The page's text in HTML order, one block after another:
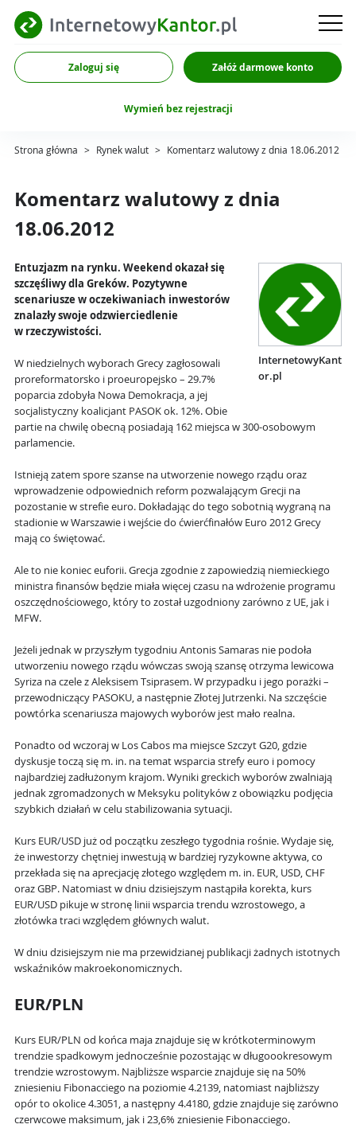
Zaloguj się Załóż darmowe konto
Wymień bez rejestracji
Strona główna > Rynek walut > Komentarz walutowy z dnia 18.06.2012
Komentarz walutowy z dnia
18.06.2012
InternetowyKant
or.pl
Entuzjazm na rynku. Weekend okazał się
szczęśliwy dla Greków. Pozytywne
scenariusze w oczekiwaniach inwestorów
znalazły swoje odzwierciedlenie
w rzeczywistości.
W niedzielnych wyborach Grecy zagłosowali
proreformatorsko i proeuropejsko – 29.7%
poparcia zdobyła Nowa Demokracja, a jej
socjalistyczny koalicjant PASOK ok. 12%. Obie
partie na chwilę obecną posiadają 162 miejsca w 300-osobowym
parlamencie.
Istnieją zatem spore szanse na utworzenie nowego rządu oraz
wprowadzenie odpowiednich reform pozwalającym Grecji na
pozostanie w strefie euro. Dokładając do tego sobotnią wygraną na
stadionie w Warszawie i wejście do ćwierćfinałów Euro 2012 Grecy
mają co świętować.
Ale to nie koniec euforii. Grecja zgodnie z zapowiedzią niemieckiego
ministra finansów będzie miała więcej czasu na wdrożenie programu
oszczędnościowego, który to został uzgodniony zarówno z UE, jak i
MFW.
Jeżeli jednak w przyszłym tygodniu Antonis Samaras nie podoła
utworzeniu nowego rządu wówczas swoją szansę otrzyma lewicowa
Syriza na czele z Aleksisem Tsiprasem. W przypadku i jego porażki –
przewodniczący PASOKU, a następnie Złotej Jutrzenki. Na szczęście
powtórka scenariusza majowych wyborów jest mało realna.
Ponadto od wczoraj w Los Cabos ma miejsce Szczyt G20, gdzie
dyskusje toczą się m. in. na temat wsparcia strefy euro i pomocy
najbardziej zadłużonym krajom. Wyniki greckich wyborów zwalniają
jednak zgromadzonych w Meksyku polityków z obowiązku podjęcia
szybkich działań w celu stabilizowania sytuacji.
Kurs EUR/USD już od początku zeszłego tygodnia rośnie. Wydaje się,
że inwestorzy chętniej inwestują w bardziej ryzykowne aktywa, co
przekłada się na aprecjację złotego względem m. in. EUR, USD, CHF
oraz GBP. Natomiast w dniu dzisiejszym nastąpiła korekta, kurs
EUR/USD pikuje w stronę linii wsparcia trendu wzrostowego, a
złotówka traci względem głównych walut.
W dniu dzisiejszym nie ma przewidzianej publikacji żadnych istotnych
wskaźników makroekonomicznych.
EUR/PLN
Kurs EUR/PLN od końca maja znajduje się w krótkoterminowym
trendzie spadkowym jednocześnie pozostając w długoookresowym
trendzie wzrostowym. Najbliższe wsparcie znajduje się na 50%
zniesieniu Fibonacciego na poziomie 4.2139, natomiast najbliższy
opór to okolice 4.3051, a następny 4.4180, gdzie znajduje się zarówno
czerwcowe maksimum, jak i 23,6% zniesienie Fibonacciego.